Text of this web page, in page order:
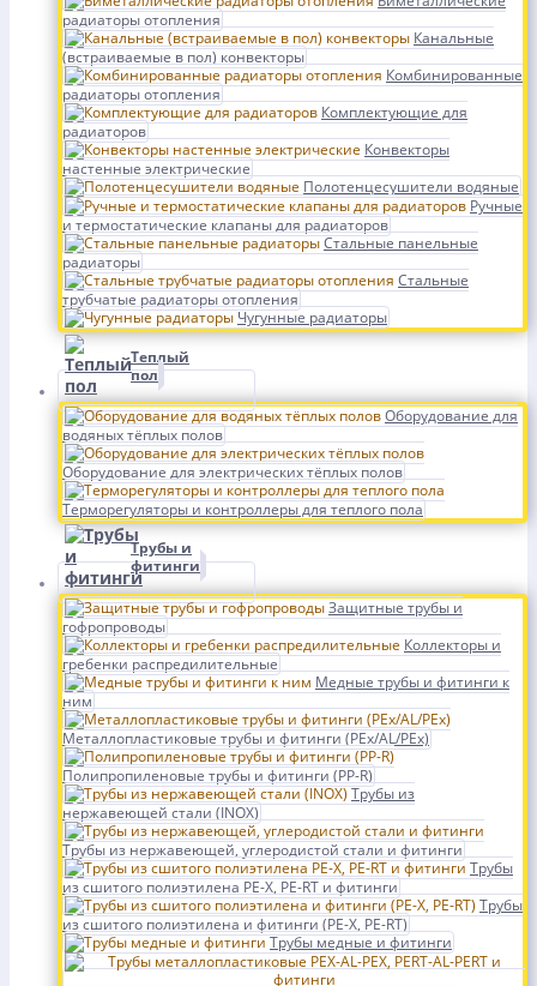
радиаторы отопления
Канальные
(встраиваемые в пол) конвекторы
Комбинированные
радиаторы отопления
Комплектующие для
радиаторов
Конвекторы
настенные электрические
Полотенцесушители водяные
Ручные
и термостатические клапаны для радиаторов
Стальные панельные
радиаторы
Стальные
трубчатые радиаторы отопления
Чугунные радиаторы
Теплый
пол
Оборудование для
водяных тёплых полов
Оборудование для электрических тёплых полов
Терморегуляторы и контроллеры для теплого пола
Трубы и
фитинги
Защитные трубы и
гофропроводы
Коллекторы и
гребенки распредилительные
Медные трубы и фитинги к
ним
Металлопластиковые трубы и фитинги (PEx/AL/PEx)
Полипропиленовые трубы и фитинги (PP-R)
Трубы из
нержавеющей стали (INOX)
Трубы из нержавеющей, углеродистой стали и фитинги
Трубы
из сшитого полиэтилена PE-X, PE-RT и фитинги
Трубы
из сшитого полиэтилена и фитинги (PE-X, PE-RT)
Трубы медные и фитинги